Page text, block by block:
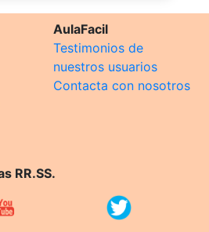
AulaFacil
Testimonios de
nuestros usuarios
Contacta con nosotros
RR.SS.